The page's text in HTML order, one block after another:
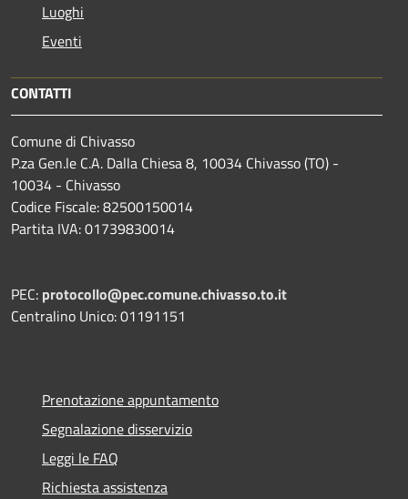
Luoghi
Eventi
CONTATTI
Comune di Chivasso
P.za Gen.le C.A. Dalla Chiesa 8, 10034 Chivasso (TO) -
10034 - Chivasso
Codice Fiscale: 82500150014
Partita IVA: 01739830014
PEC: protocollo@pec.comune.chivasso.to.it
Centralino Unico: 01191151
Prenotazione appuntamento
Segnalazione disservizio
Leggi le FAQ
Richiesta assistenza